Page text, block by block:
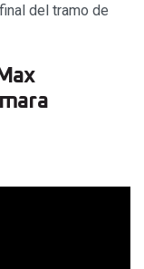
del tramo de